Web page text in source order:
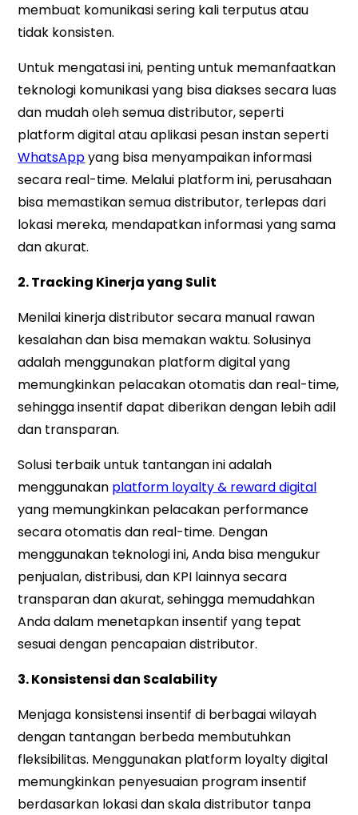
membuat komunikasi sering kali terputus atau
tidak konsisten.
Untuk mengatasi ini, penting untuk memanfaatkan
teknologi komunikasi yang bisa diakses secara luas
dan mudah oleh semua distributor, seperti
platform digital atau aplikasi pesan instan seperti
WhatsAppyang bisa menyampaikan informasi
secara real-time. Melalui platform ini, perusahaan
bisa memastikan semua distributor, terlepas dari
lokasi mereka, mendapatkan informasi yang sama
dan akurat.
2. Tracking Kinerja yang Sulit
Menilai kinerja distributor secara manual rawan
kesalahan dan bisa memakan waktu. Solusinya
adalah menggunakan platform digital yang
memungkinkan pelacakan otomatis dan real-time,
sehingga insentif dapat diberikan dengan lebih adil
dan transparan.
Solusi terbaik untuk tantangan ini adalah
menggunakan platform loyalty & reward digital
yang memungkinkan pelacakan performance
secara otomatis dan real-time. Dengan
menggunakan teknologi ini, Anda bisa mengukur
penjualan, distribusi, dan KPI lainnya secara
transparan dan akurat, sehingga memudahkan
Anda dalam menetapkan insentif yang tepat
sesuai dengan pencapaian distributor.
3. Konsistensi dan Scalability
Menjaga konsistensi insentif di berbagai wilayah
dengan tantangan berbeda membutuhkan
fleksibilitas. Menggunakan platform loyalty digital
memungkinkan penyesuaian program insentif
berdasarkan lokasi dan skala distributor tanpa